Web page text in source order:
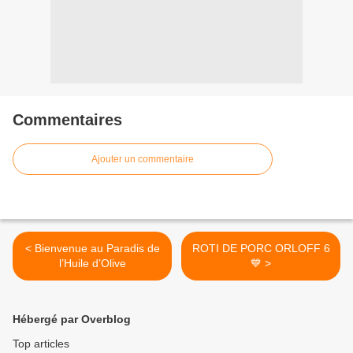
Commentaires
Ajouter un commentaire
< Bienvenue au Paradis de
l’Huile d’Olive
ROTI DE PORC ORLOFF 6
💙 >
Hébergé par Overblog
Top articles